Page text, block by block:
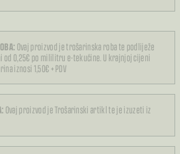
Ovaj proizvod je trošarinska roba te podliježe
0,25€ po mililitru e-tekućine. U krajnjoj cijeni
iznosi 1,50€ + PDV
Ovaj proizvod je Trošarinski artikl te je izuzeti iz